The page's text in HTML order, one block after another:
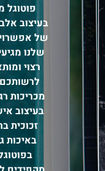
פוטוגל
בעיצוב
של
שלנו
רצוי
לרשותכם
מכריכות
בעיצוב
זכוכית
באיכות